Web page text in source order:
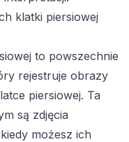
klatki piersiowej
to powszechnie
rejestruje obrazy
piersiowej. Ta
są zdjęcia
możesz ich